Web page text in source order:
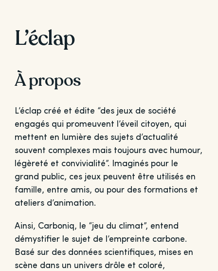
L’éclap
À propos
L’éclap créé et édite “des jeux de société
engagés qui promeuvent l’éveil citoyen, qui
mettent en lumière des sujets d’actualité
souvent complexes mais toujours avec humour,
légèreté et convivialité”. Imaginés pour le
grand public, ces jeux peuvent être utilisés en
famille, entre amis, ou pour des formations et
ateliers d’animation.
Ainsi, Carboniq, le “jeu du climat”, entend
démystifier le sujet de l’empreinte carbone.
Basé sur des données scientifiques, mises en
scène dans un univers drôle et coloré,